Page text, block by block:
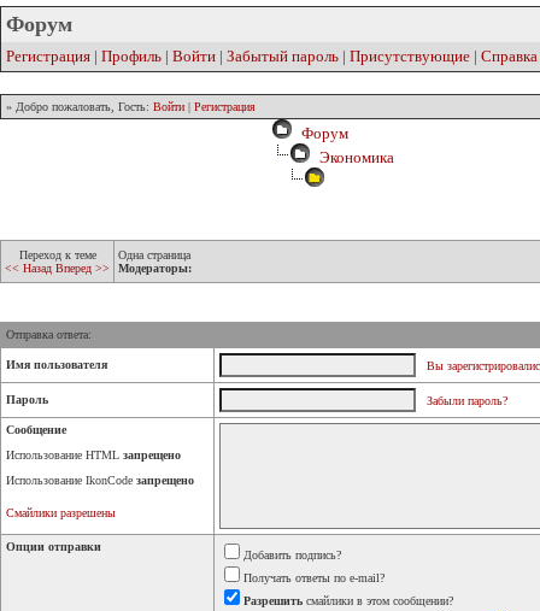
Форум
Регистрация | Профиль | Войти | Забытый пароль | Присутствующие | Справка
» Добро пожаловать, Гость: Войти | Регистрация
Форум
Экономика
Переход к теме
<< Назад Вперед >>
Одна страница
Модераторы:
Отправка ответа:
Имя пользователя Вы
Пароль Забыли пароль?
Сообщение
Использование HTML запрещено
Использование IkonCode запрещено
Смайлики разрешены
Опции отправки
Добавить подпись?
Получать ответы по e-mail?
Разрешить смайлики в этом сообщении?